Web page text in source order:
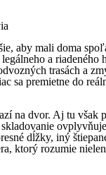
aby mali doma
a riadeného
trasách a
sa premietne do
na dvor. Aj tu však
dĺžky, iný
ktorý rozumie